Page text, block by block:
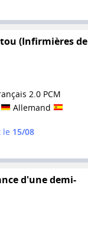
(Infirmières de
2.0 PCM
Allemand
15/08
d'une demi-